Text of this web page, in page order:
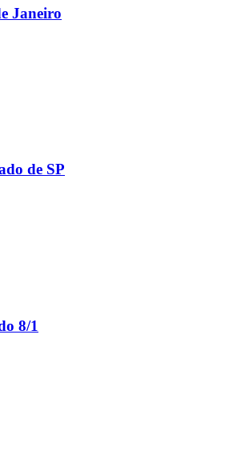
Janeiro
de SP
8/1